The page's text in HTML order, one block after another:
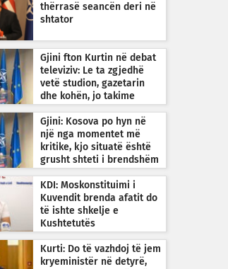
thërrasë seancën deri në
shtator
Gjini fton Kurtin në debat
televiziv: Le ta zgjedhë
vetë studion, gazetarin
dhe kohën, jo takime
Gjini: Kosova po hyn në
një nga momentet më
kritike, kjo situatë është
grusht shteti i brendshëm
KDI: Moskonstituimi i
Kuvendit brenda afatit do
të ishte shkelje e
Kushtetutës
Kurti: Do të vazhdoj të jem
kryeministër në detyrë,